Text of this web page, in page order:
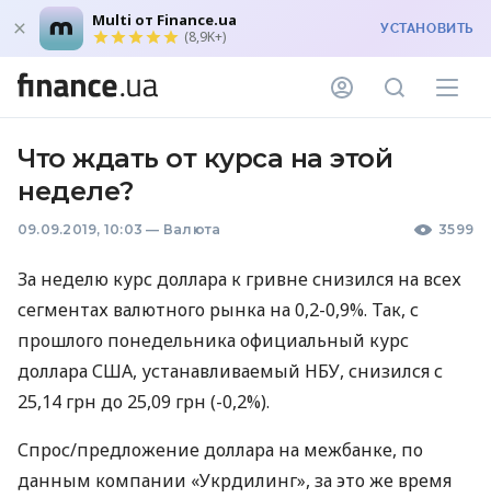
Multi от Finance.ua
(8,9K+) УСТАНОВИТЬ
Что ждать от курса на этой
неделе?
09.09.2019, 10:03 — Валюта 3599
За неделю курс доллара к гривне снизился на всех
сегментах валютного рынка на 0,2-0,9%. Так, с
прошлого понедельника официальный курс
доллараСША, устанавливаемый НБУ, снизился с
25,14 грн до 25,09 грн (-0,2%).
Спрос/предложение доллара на межбанке, по
данным компании «Укрдилинг», за это же время